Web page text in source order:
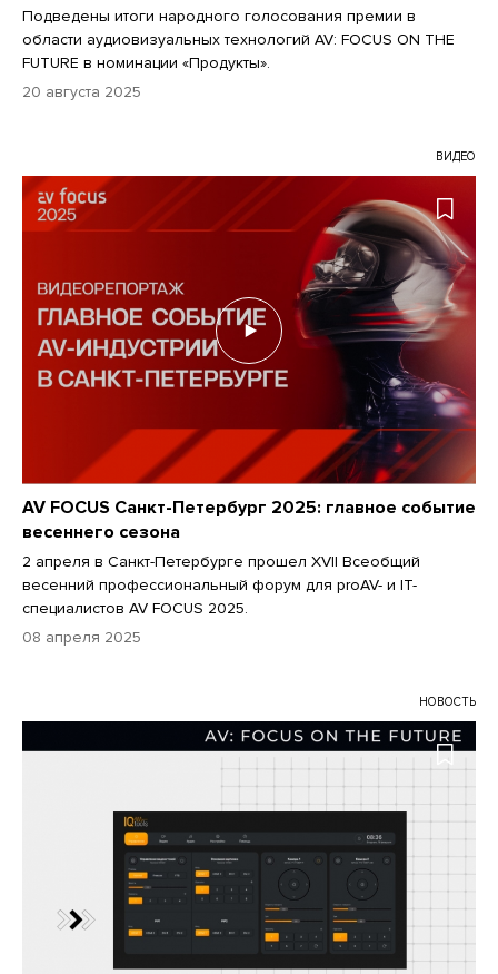
Подведены итоги народного голосования премии в
области аудиовизуальных технологий AV: FOCUS ON THE
FUTURE в номинации «Продукты».
20 августа 2025
ВИДЕО
AV FOCUS Санкт-Петербург 2025: главное событие
весеннего сезона
2 апреля в Санкт-Петербурге прошел XVII Всеобщий
весенний профессиональный форум для proAV- и IT-
специалистов AV FOCUS 2025.
08 апреля 2025
НОВОСТЬ